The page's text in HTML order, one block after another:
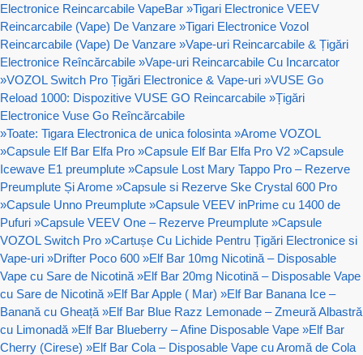
Electronice Reincarcabile VapeBar »Tigari Electronice VEEV
Reincarcabile (Vape) De Vanzare »Tigari Electronice Vozol
Reincarcabile (Vape) De Vanzare »Vape-uri Reincarcabile & Țigări
Electronice Reîncărcabile »Vape-uri Reincarcabile Cu Incarcator
»VOZOL Switch Pro Țigări Electronice & Vape-uri »VUSE Go
Reload 1000: Dispozitive VUSE GO Reincarcabile »Țigări
Electronice Vuse Go Reîncărcabile
»Toate: Tigara Electronica de unica folosinta »Arome VOZOL
»Capsule Elf Bar Elfa Pro »Capsule Elf Bar Elfa Pro V2 »Capsule
Icewave E1 preumplute »Capsule Lost Mary Tappo Pro – Rezerve
Preumplute Și Arome »Capsule si Rezerve Ske Crystal 600 Pro
»Capsule Unno Preumplute »Capsule VEEV inPrime cu 1400 de
Pufuri »Capsule VEEV One – Rezerve Preumplute »Capsule
VOZOL Switch Pro »Cartușe Cu Lichide Pentru Țigări Electronice si
Vape-uri »Drifter Poco 600 »Elf Bar 10mg Nicotină – Disposable
Vape cu Sare de Nicotină »Elf Bar 20mg Nicotină – Disposable Vape
cu Sare de Nicotină »Elf Bar Apple ( Mar) »Elf Bar Banana Ice –
Banană cu Gheață »Elf Bar Blue Razz Lemonade – Zmeură Albastră
cu Limonadă »Elf Bar Blueberry – Afine Disposable Vape »Elf Bar
Cherry (Cirese) »Elf Bar Cola – Disposable Vape cu Aromă de Cola